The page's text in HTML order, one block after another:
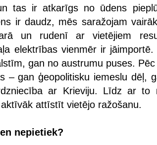
tas ir atkarīgs no ūdens
ir daudz, mēs saražojam
un rudenī ar vietējiem
elektrības vienmēr ir jāimportē.
gan no austrumu puses. Pēc
– gan ģeopolitisku iemeslu dēļ,
ar Krieviju. Līdz ar to
attīstīt vietējo ražošanu.
nepietiek?